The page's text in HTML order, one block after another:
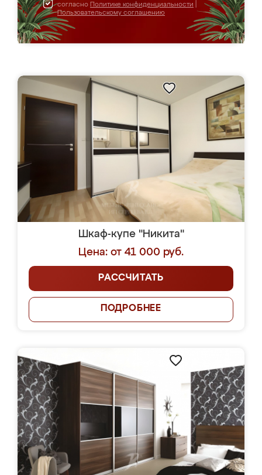
согласно Политике конфиденциальности
Пользовательскому соглашению
Шкаф-купе "Никита"
Цена: от 41 000 руб.
РАССЧИТАТЬ
ПОДРОБНЕЕ